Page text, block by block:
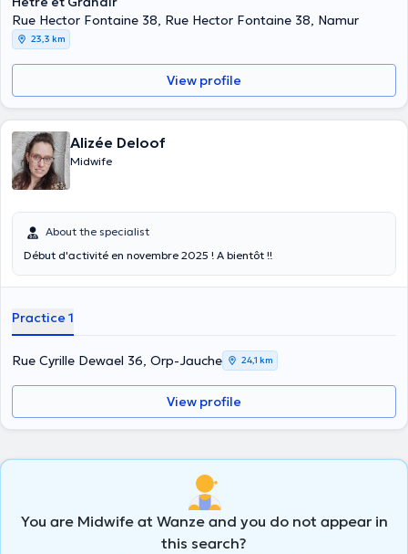
leur partenaire dans leur parcours, de la conception jusqu’à la
naissance de leur enfant. Enfin, depuis 2021, j’exerce également
comme tabacologue en milieu hospitalier et au centre Hêtre et
Grandir. Mes consultations de tabacologie s’adressent à tout public.
Rue Hector Fontaine 38, Rue Hector Fontaine 38, Namur
23,3 km
View profile
Alizée Deloof
Midwife
About the specialist
Début d'activité en novembre 2025 ! A bientôt !!
Practice 1
Rue Cyrille Dewael 36, Orp-Jauche 24,1 km
View profile
You are Midwife at Wanze and you do not appear in
this search?